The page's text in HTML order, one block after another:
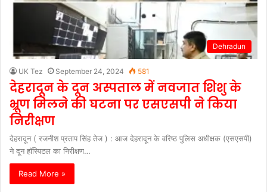
Dehradun
UK Tez September 24, 2024 581
देहरादून के दून अस्पताल में नवजात शिशु के
भ्रूण मिलने की घटना पर एसएसपी ने किया
निरीक्षण
देहरादून ( रजनीश प्रताप सिंह तेज ) : आज देहरादून के वरिष्ठ पुलिस अधीक्षक (एसएसपी)
ने दून हॉस्पिटल का निरीक्षण…
Read More »